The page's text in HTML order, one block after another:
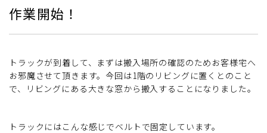
作業開始！
トラックが到着して、まずは搬入場所の確認のためお客様宅へ
お邪魔させて頂きます。今回は1階のリビングに置くとのこと
で、リビングにある大きな窓から搬入することになりました。
トラックにはこんな感じでベルトで固定しています。